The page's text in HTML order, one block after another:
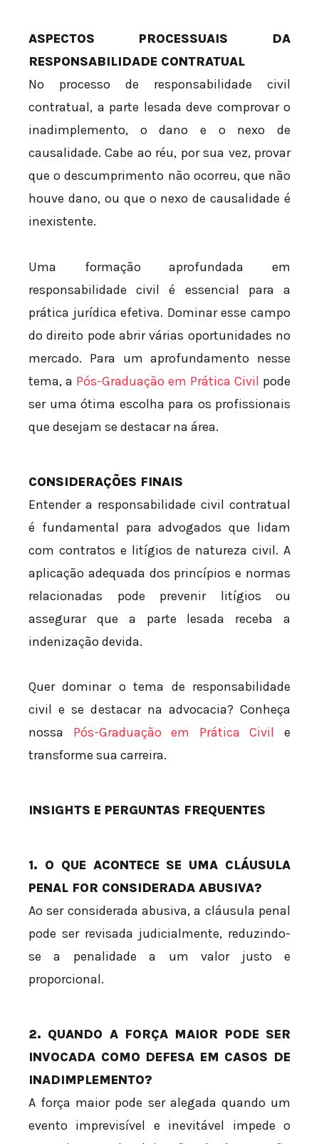
ASPECTOS PROCESSUAIS DA
RESPONSABILIDADE CONTRATUAL
No processo de responsabilidade civil
contratual, a parte lesada deve comprovar o
inadimplemento, o dano e o nexo de
causalidade. Cabe ao réu, por sua vez, provar
que o descumprimento não ocorreu, que não
houve dano, ou que o nexo de causalidade é
inexistente.
Uma formação aprofundada em
responsabilidade civil é essencial para a
prática jurídica efetiva. Dominar esse campo
do direito pode abrir várias oportunidades no
mercado. Para um aprofundamento nesse
tema, a Pós-Graduação em Prática Civil pode
ser uma ótima escolha para os profissionais
que desejam se destacar na área.
CONSIDERAÇÕES FINAIS
Entender a responsabilidade civil contratual
é fundamental para advogados que lidam
com contratos e litígios de natureza civil. A
aplicação adequada dos princípios e normas
relacionadas pode prevenir litígios ou
assegurar que a parte lesada receba a
indenização devida.
Quer dominar o tema de responsabilidade
civil e se destacar na advocacia? Conheça
nossa Pós-Graduação em Prática Civil e
transforme sua carreira.
INSIGHTS E PERGUNTAS FREQUENTES
1. O QUE ACONTECE SE UMA CLÁUSULA
PENAL FOR CONSIDERADA ABUSIVA?
Ao ser considerada abusiva, a cláusula penal
pode ser revisada judicialmente, reduzindo-
se a penalidade a um valor justo e
proporcional.
2. QUANDO A FORÇA MAIOR PODE SER
INVOCADA COMO DEFESA EM CASOS DE
INADIMPLEMENTO?
A força maior pode ser alegada quando um
evento imprevisível e inevitável impede o